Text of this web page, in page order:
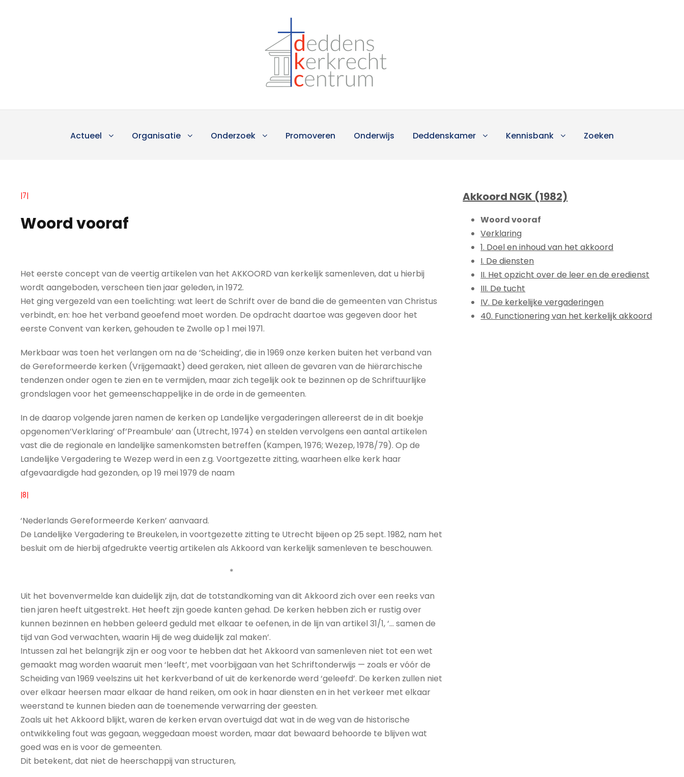
Actueel Organisatie Onderzoek Promoveren Onderwijs Deddenskamer Kennisbank Zoeken
|7|
Woord vooraf
Het eerste concept van de veertig artikelen van het AKKOORD van kerkelijk samenleven, dat u hierbij
wordt aangeboden, verscheen tien jaar geleden, in 1972.
Het ging vergezeld van een toelichting: wat leert de Schrift over de band die de gemeenten van Christus
verbindt, en: hoe het verband geoefend moet worden. De opdracht daartoe was gegeven door het
eerste Convent van kerken, gehouden te Zwolle op 1 mei 1971.
Merkbaar was toen het verlangen om na de ‘Scheiding’, die in 1969 onze kerken buiten het verband van
de Gereformeerde kerken (Vrijgemaakt) deed geraken, niet alleen de gevaren van de hiërarchische
tendenzen onder ogen te zien en te vermijden, maar zich tegelijk ook te bezinnen op de Schriftuurlijke
grondslagen voor het gemeenschappelijke in de orde in de gemeenten.
In de daarop volgende jaren namen de kerken op Landelijke vergaderingen allereerst de in dit boekje
opgenomen’Verklaring’ of’Preambule’ aan (Utrecht, 1974) en stelden vervolgens een aantal artikelen
vast die de regionale en landelijke samenkomsten betreffen (Kampen, 1976; Wezep, 1978/79). Op de
Landelijke Vergadering te Wezep werd in een z.g. Voortgezette zitting, waarheen elke kerk haar
afgevaardigde had gezonden, op 19 mei 1979 de naam
|8|
‘Nederlands Gereformeerde Kerken’ aanvaard.
De Landelijke Vergadering te Breukelen, in voortgezette zitting te Utrecht bijeen op 25 sept. 1982, nam het
besluit om de hierbij afgedrukte veertig artikelen als Akkoord van kerkelijk samenleven te beschouwen.
*
Uit het bovenvermelde kan duidelijk zijn, dat de totstandkoming van dit Akkoord zich over een reeks van
tien jaren heeft uitgestrekt. Het heeft zijn goede kanten gehad. De kerken hebben zich er rustig over
kunnen bezinnen en hebben geleerd geduld met elkaar te oefenen, in de lijn van artikel 31/1, ‘... samen de
tijd van God verwachten, waarin Hij de weg duidelijk zal maken’.
Intussen zal het belangrijk zijn er oog voor te hebben dat het Akkoord van samenleven niet tot een wet
gemaakt mag worden waaruit men ‘leeft’, met voorbijgaan van het Schriftonderwijs — zoals er vóór de
Scheiding van 1969 veelszins uit het kerkverband of uit de kerkenorde werd ‘geleefd’. De kerken zullen niet
over elkaar heersen maar elkaar de hand reiken, om ook in haar diensten en in het verkeer met elkaar
weerstand te kunnen bieden aan de toenemende verwarring der geesten.
Zoals uit het Akkoord blijkt, waren de kerken ervan overtuigd dat wat in de weg van de historische
ontwikkeling fout was gegaan, weggedaan moest worden, maar dat bewaard behoorde te blijven wat
goed was en is voor de gemeenten.
Dit betekent, dat niet de heerschappij van structuren,
Akkoord NGK (1982)
Woord vooraf
Verklaring
1. Doel en inhoud van het akkoord
I. De diensten
II. Het opzicht over de leer en de eredienst
III. De tucht
IV. De kerkelijke vergaderingen
40. Functionering van het kerkelijk akkoord